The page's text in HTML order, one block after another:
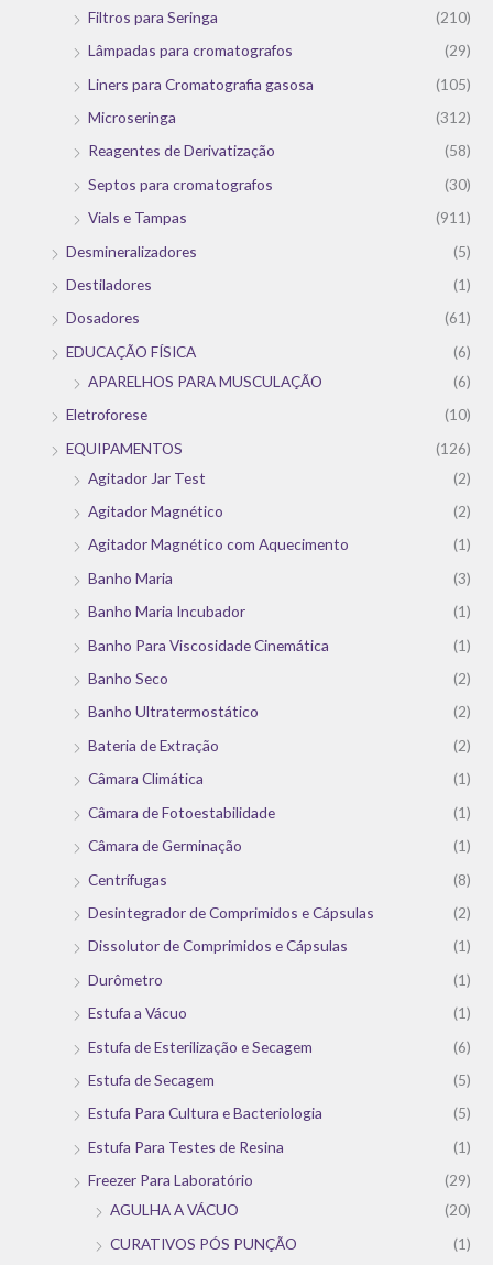
Filtros para Seringa
(210)
Lâmpadas para cromatografos
(29)
Liners para Cromatografia gasosa
(105)
Microseringa
(312)
Reagentes de Derivatização
(58)
Septos para cromatografos
(30)
Vials e Tampas
(911)
Desmineralizadores
(5)
Destiladores
(1)
Dosadores
(61)
EDUCAÇÃO FÍSICA
(6)
APARELHOS PARA MUSCULAÇÃO
(6)
Eletroforese
(10)
EQUIPAMENTOS
(126)
Agitador Jar Test
(2)
Agitador Magnético
(2)
Agitador Magnético com Aquecimento
(1)
Banho Maria
(3)
Banho Maria Incubador
(1)
Banho Para Viscosidade Cinemática
(1)
Banho Seco
(2)
Banho Ultratermostático
(2)
Bateria de Extração
(2)
Câmara Climática
(1)
Câmara de Fotoestabilidade
(1)
Câmara de Germinação
(1)
Centrífugas
(8)
Desintegrador de Comprimidos e Cápsulas
(2)
Dissolutor de Comprimidos e Cápsulas
(1)
Durômetro
(1)
Estufa a Vácuo
(1)
Estufa de Esterilização e Secagem
(6)
Estufa de Secagem
(5)
Estufa Para Cultura e Bacteriologia
(5)
Estufa Para Testes de Resina
(1)
Freezer Para Laboratório
(29)
AGULHA A VÁCUO
(20)
CURATIVOS PÓS PUNÇÃO
(1)